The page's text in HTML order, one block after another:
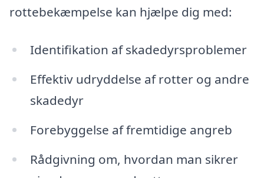
rottebekæmpelse kan hjælpe dig med:
Identifikation af skadedyrsproblemer
Effektiv udryddelse af rotter og andre
skadedyr
Forebyggelse af fremtidige angreb
Rådgivning om, hvordan man sikrer